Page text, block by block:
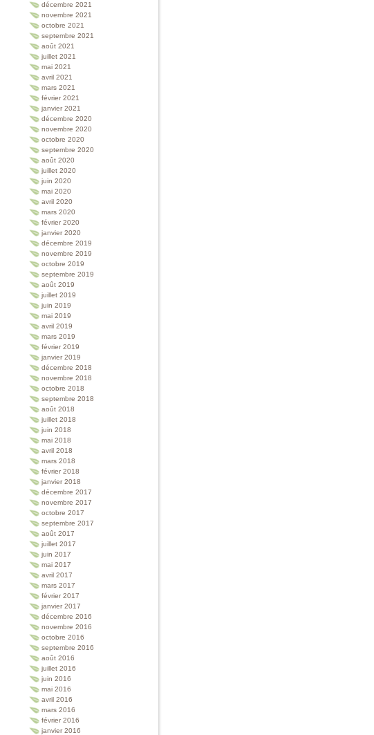
décembre 2021
novembre 2021
octobre 2021
septembre 2021
août 2021
juillet 2021
mai 2021
avril 2021
mars 2021
février 2021
janvier 2021
décembre 2020
novembre 2020
octobre 2020
septembre 2020
août 2020
juillet 2020
juin 2020
mai 2020
avril 2020
mars 2020
février 2020
janvier 2020
décembre 2019
novembre 2019
octobre 2019
septembre 2019
août 2019
juillet 2019
juin 2019
mai 2019
avril 2019
mars 2019
février 2019
janvier 2019
décembre 2018
novembre 2018
octobre 2018
septembre 2018
août 2018
juillet 2018
juin 2018
mai 2018
avril 2018
mars 2018
février 2018
janvier 2018
décembre 2017
novembre 2017
octobre 2017
septembre 2017
août 2017
juillet 2017
juin 2017
mai 2017
avril 2017
mars 2017
février 2017
janvier 2017
décembre 2016
novembre 2016
octobre 2016
septembre 2016
août 2016
juillet 2016
juin 2016
mai 2016
avril 2016
mars 2016
février 2016
janvier 2016